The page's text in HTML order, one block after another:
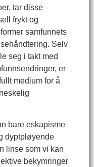
tar disse
frykt og
samfunnets
Selv
seg i takt med
er
medium for å
bare eskapisme
dyptpløyende
linse som vi kan
bekymringer